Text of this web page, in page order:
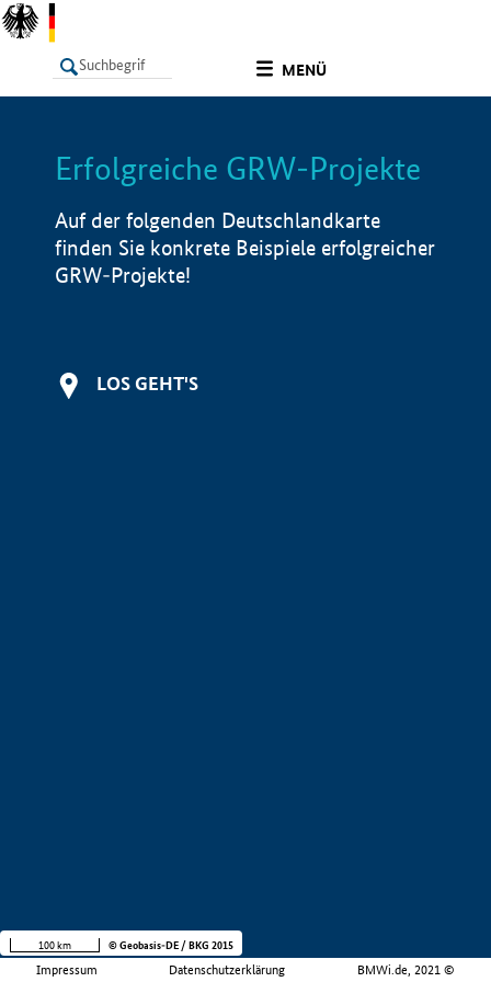
MENÜ
LISTE Info
Erfolgreiche GRW-Projekte
Auf der folgenden Deutschlandkarte
finden Sie konkrete Beispiele erfolgreicher
GRW-Projekte!
LOS GEHT'S
Impressum Datenschutzerklärung BMWi.de, 2021 ©
100 km © Geobasis-DE / BKG 2015